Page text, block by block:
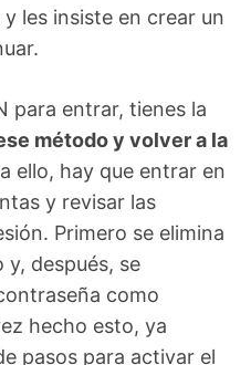
les insiste en crear un
para entrar, tienes la
método y volver a la
ello, hay que entrar en
y revisar las
Primero se elimina
y, después, se
como
hecho esto, ya
pasos para activar el